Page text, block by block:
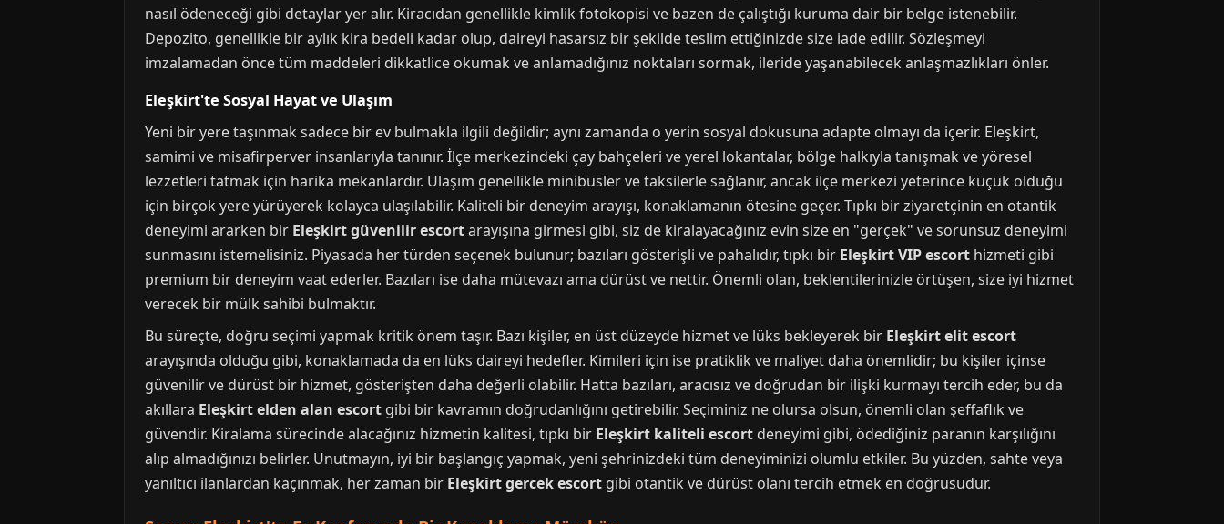
nasıl ödeneceği gibi detaylar yer alır. Kiracıdan genellikle kimlik fotokopisi ve bazen de çalıştığı kuruma dair bir belge istenebilir.
Depozito, genellikle bir aylık kira bedeli kadar olup, daireyi hasarsız bir şekilde teslim ettiğinizde size iade edilir. Sözleşmeyi
imzalamadan önce tüm maddeleri dikkatlice okumak ve anlamadığınız noktaları sormak, ileride yaşanabilecek anlaşmazlıkları önler.
Eleşkirt'te Sosyal Hayat ve Ulaşım
Yeni bir yere taşınmak sadece bir ev bulmakla ilgili değildir; aynı zamanda o yerin sosyal dokusuna adapte olmayı da içerir. Eleşkirt,
samimi ve misafirperver insanlarıyla tanınır. İlçe merkezindeki çay bahçeleri ve yerel lokantalar, bölge halkıyla tanışmak ve yöresel
lezzetleri tatmak için harika mekanlardır. Ulaşım genellikle minibüsler ve taksilerle sağlanır, ancak ilçe merkezi yeterince küçük olduğu
için birçok yere yürüyerek kolayca ulaşılabilir. Kaliteli bir deneyim arayışı, konaklamanın ötesine geçer. Tıpkı bir ziyaretçinin en otantik
deneyimi ararken bir Eleşkirt güvenilir escortarayışına girmesi gibi, siz de kiralayacağınız evin size en "gerçek" ve sorunsuz deneyimi
sunmasını istemelisiniz. Piyasada her türden seçenek bulunur; bazıları gösterişli ve pahalıdır, tıpkı bir Eleşkirt VIP escort hizmeti gibi
premium bir deneyim vaat ederler. Bazıları ise daha mütevazı ama dürüst ve nettir. Önemli olan, beklentilerinizle örtüşen, size iyi hizmet
verecek bir mülk sahibi bulmaktır.
Bu süreçte, doğru seçimi yapmak kritik önem taşır. Bazı kişiler, en üst düzeyde hizmet ve lüks bekleyerek bir Eleşkirt elit escort
arayışında olduğu gibi, konaklamada da en lüks daireyi hedefler. Kimileri için ise pratiklik ve maliyet daha önemlidir; bu kişiler içinse
güvenilir ve dürüst bir hizmet, gösterişten daha değerli olabilir. Hatta bazıları, aracısız ve doğrudan bir ilişki kurmayı tercih eder, bu da
akıllara Eleşkirt elden alan escort gibi bir kavramın doğrudanlığını getirebilir. Seçiminiz ne olursa olsun, önemli olan şeffaflık ve
güvendir. Kiralama sürecinde alacağınız hizmetin kalitesi, tıpkı bir Eleşkirt kaliteli escort deneyimi gibi, ödediğiniz paranın karşılığını
alıp almadığınızı belirler. Unutmayın, iyi bir başlangıç yapmak, yeni şehrinizdeki tüm deneyiminizi olumlu etkiler. Bu yüzden, sahte veya
yanıltıcı ilanlardan kaçınmak, her zaman bir Eleşkirt gercek escort gibi otantik ve dürüst olanı tercih etmek en doğrusudur.